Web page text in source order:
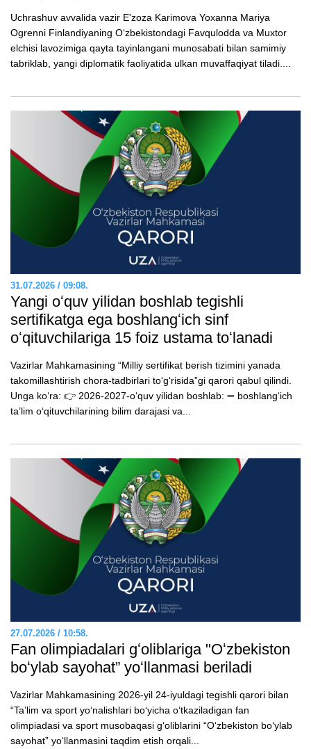
Uchrashuv avvalida vazir E'zoza Karimova Yoxanna Mariya
Ogrenni Finlandiyaning O‘zbekistondagi Favqulodda va Muxtor
elchisi lavozimiga qayta tayinlangani munosabati bilan samimiy
tabriklab, yangi diplomatik faoliyatida ulkan muvaffaqiyat tiladi....
31.07.2026 / 09:08.
Yangi oʻquv yilidan boshlab tegishli
sertifikatga ega boshlangʻich sinf
oʻqituvchilariga 15 foiz ustama toʻlanadi
Vazirlar Mahkamasining “Milliy sertifikat berish tizimini yanada
takomillashtirish chora-tadbirlari toʻgʻrisida”gi qarori qabul qilindi.
Unga koʻra: 👉 2026-2027-oʻquv yilidan boshlab: ➖ boshlangʻich
taʼlim oʻqituvchilarining bilim darajasi va...
27.07.2026 / 10:58.
Fan olimpiadalari gʻoliblariga "Oʻzbekiston
boʻylab sayohat” yoʻllanmasi beriladi
Vazirlar Mahkamasining 2026-yil 24-iyuldagi tegishli qarori bilan
“Taʼlim va sport yoʻnalishlari boʻyicha oʻtkaziladigan fan
olimpiadasi va sport musobaqasi gʻoliblarini “Oʻzbekiston boʻylab
sayohat” yoʻllanmasini taqdim etish orqali...